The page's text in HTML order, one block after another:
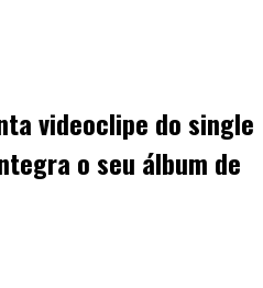
videoclipe do single
o seu álbum de